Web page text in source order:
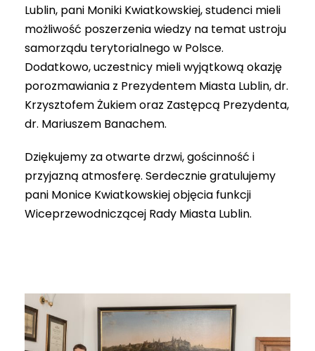
Lublin, pani Moniki Kwiatkowskiej, studenci mieli
możliwość poszerzenia wiedzy na temat ustroju
samorządu terytorialnego w Polsce.
Dodatkowo, uczestnicy mieli wyjątkową okazję
porozmawiania z Prezydentem Miasta Lublin, dr.
Krzysztofem Żukiem oraz Zastępcą Prezydenta,
dr. Mariuszem Banachem.
Dziękujemy za otwarte drzwi, gościnność i
przyjazną atmosferę. Serdecznie gratulujemy
pani Monice Kwiatkowskiej objęcia funkcji
Wiceprzewodniczącej Rady Miasta Lublin.